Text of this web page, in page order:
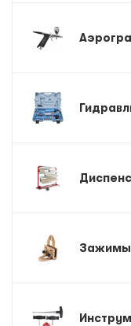
Зажимы